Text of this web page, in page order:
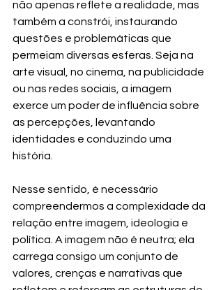
não apenas reflete a realidade, mas
também a constrói, instaurando
questões e problemáticas que
permeiam diversas esferas. Seja na
arte visual, no cinema, na publicidade
ou nas redes sociais, a imagem
exerce um poder de influência sobre
as percepções, levantando
identidades e conduzindo uma
história.
Nesse sentido, é necessário
compreendermos a complexidade da
relação entre imagem, ideologia e
política. A imagem não é neutra; ela
carrega consigo um conjunto de
valores, crenças e narrativas que